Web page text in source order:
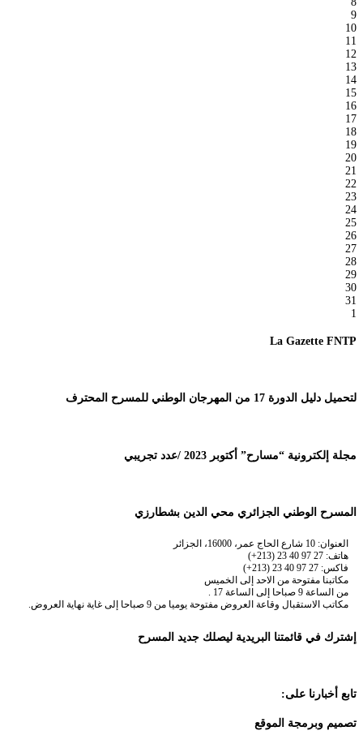
9
10
11
12
13
14
15
16
17
18
19
20
21
22
23
24
25
26
27
28
29
30
31
1
La Gazette FNTP
لتحميل دليل الدورة 17 من المهرجان الوطني للمسرح المحترف
مجلة إلكترونية “مسارح” أكتوبر 2023 /عدد تجريبي
المسرح الوطني الجزائري محي الدين بشطارزي
العنوان: 10 شارع الحاج عمر، 16000، الجزائر
هاتف: 27 97 40 23 (213+)
فاكس: 27 97 40 23 (213+)
مكاتبنا مفتوحة من الاحد إلى الخميس
من الساعة 9 صباحا إلى الساعة 17 .
مكاتب الاستقبال وقاعة العروض مفتوحة يوميا من 9 صباحا إلى غاية نهاية العروض.
إشترك في قائمتنا البريدية ليصلك جديد المسرح
تابع أخبارنا على:
تصميم وبرمجة الموقع